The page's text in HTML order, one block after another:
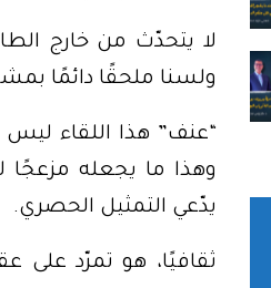
لا يتحدّث من خارج
ولسنا ملحقًا دائمًا
“عنف” هذا اللقاء
وهذا ما يجعله مزعجًا
يدّعي التمثيل الحصري.
ثقافيًا، هو تمرّد على